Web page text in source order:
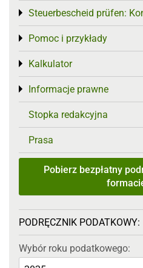
Steuerbescheid prüfen:
Toggle menu
Pomoc i przykłady
Toggle menu
Kalkulator
Toggle menu
Informacje prawne
Toggle menu
Stopka redakcyjna
Prasa
Pobierz bezpłatny
PODRĘCZNIK PODATKOWY:
Wybór roku podatkowego: